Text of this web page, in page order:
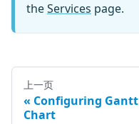
theServices page.
上一页
Configuring Gantt
Chart